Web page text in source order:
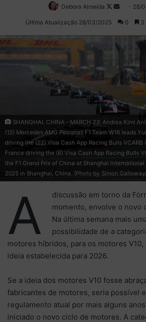
Debora Almeida
Follow
on
Mande
um
28/
Última Atualização 28/03/2025 0 3
SHANGHAI, CHINA - MARCH 23: Andrea Kimi
(12) Mercedes AMG Petronas F1 Team W16 leads
driving the (22) Visa Cash App Racing Bulls
France driving the (6) Visa Cash App Racing Bulls
the F1 Grand Prix of China at Shanghai
2025 in Shanghai, China. (Photo by Simon
A
discussão em torno da
momento, envolve o novo
Na última semana mais
possibilidade de a
motores híbridos, para os motores V10,
ideia estabelecida para 2026.
Se a ideia dos motores V10 fosse
fabricantes de motores, seria possível
regulamento atual por mais alguns
iniciado o novo ciclo de motores. A